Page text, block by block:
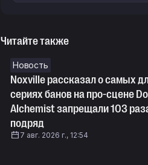
Читайте также
Новость
Noxville рассказал о самых
сериях банов на про-сцене
Alchemist запрещали 103
подряд
7 авг. 2026 г., 12:54